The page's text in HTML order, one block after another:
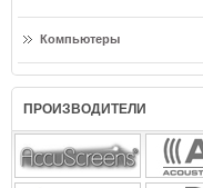
Компьютеры
ПРОИЗВОДИТЕЛИ